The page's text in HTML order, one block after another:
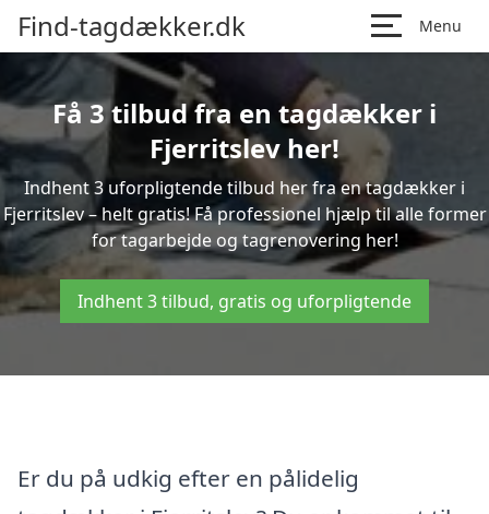
Find-tagdækker.dk Menu
Få 3 tilbud fra en tagdækker i
Fjerritslev her!
Indhent 3 uforpligtende tilbud her fra en tagdækker i
Fjerritslev – helt gratis! Få professionel hjælp til alle former
for tagarbejde og tagrenovering her!
Indhent 3 tilbud, gratis og uforpligtende
Er du på udkig efter en pålidelig